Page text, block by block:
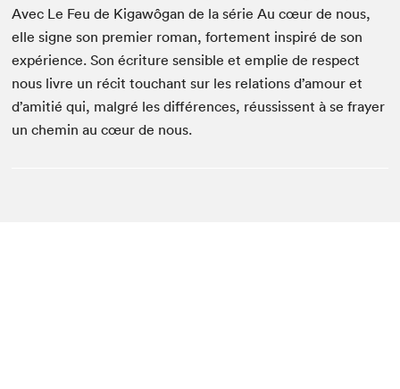
Avec Le Feu de Kigawôgan de la série Au cœur de nous,
elle signe son premier roman, fortement inspiré de son
expérience. Son écriture sensible et emplie de respect
nous livre un récit touchant sur les relations d’amour et
d’amitié qui, malgré les différences, réussissent à se frayer
un chemin au cœur de nous.